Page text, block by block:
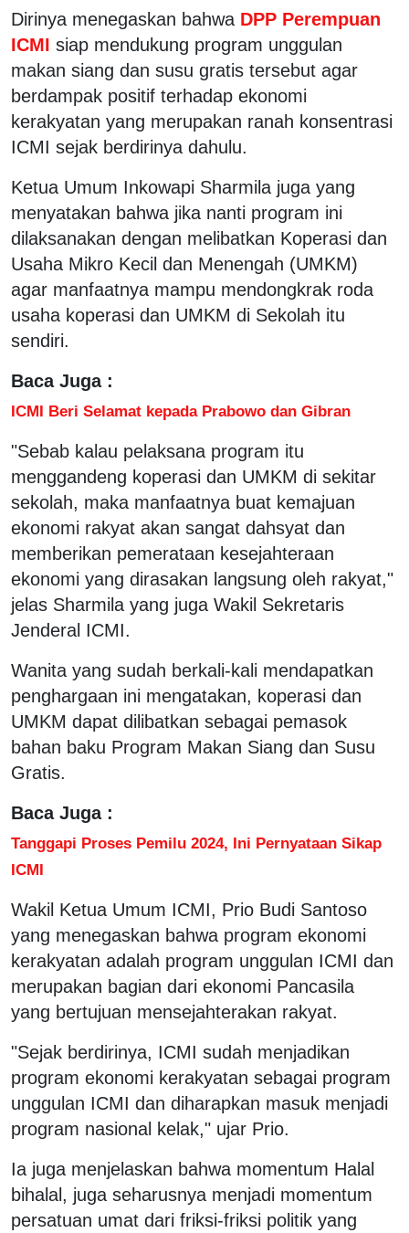
Dirinya menegaskan bahwa DPP Perempuan
ICMI siap mendukung program unggulan
makan siang dan susu gratis tersebut agar
berdampak positif terhadap ekonomi
kerakyatan yang merupakan ranah konsentrasi
ICMI sejak berdirinya dahulu.
Ketua Umum Inkowapi Sharmila juga yang
menyatakan bahwa jika nanti program ini
dilaksanakan dengan melibatkan Koperasi dan
Usaha Mikro Kecil dan Menengah (UMKM)
agar manfaatnya mampu mendongkrak roda
usaha koperasi dan UMKM di Sekolah itu
sendiri.
Baca Juga :
ICMI Beri Selamat kepada Prabowo dan Gibran
"Sebab kalau pelaksana program itu
menggandeng koperasi dan UMKM di sekitar
sekolah, maka manfaatnya buat kemajuan
ekonomi rakyat akan sangat dahsyat dan
memberikan pemerataan kesejahteraan
ekonomi yang dirasakan langsung oleh rakyat,"
jelas Sharmila yang juga Wakil Sekretaris
Jenderal ICMI.
Wanita yang sudah berkali-kali mendapatkan
penghargaan ini mengatakan, koperasi dan
UMKM dapat dilibatkan sebagai pemasok
bahan baku Program Makan Siang dan Susu
Gratis.
Baca Juga :
Tanggapi Proses Pemilu 2024, Ini Pernyataan Sikap
ICMI
Wakil Ketua Umum ICMI, Prio Budi Santoso
yang menegaskan bahwa program ekonomi
kerakyatan adalah program unggulan ICMI dan
merupakan bagian dari ekonomi Pancasila
yang bertujuan mensejahterakan rakyat.
"Sejak berdirinya, ICMI sudah menjadikan
program ekonomi kerakyatan sebagai program
unggulan ICMI dan diharapkan masuk menjadi
program nasional kelak," ujar Prio.
Ia juga menjelaskan bahwa momentum Halal
bihalal, juga seharusnya menjadi momentum
persatuan umat dari friksi-friksi politik yang